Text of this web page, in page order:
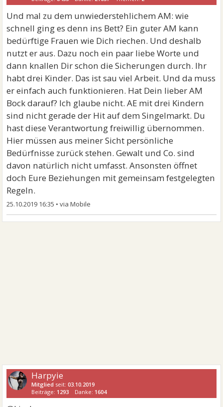
Und mal zu dem unwiederstehlichem AM: wie
schnell ging es denn ins Bett? Ein guter AM kann
bedürftige Frauen wie Dich riechen. Und deshalb
nutzt er aus. Dazu noch ein paar liebe Worte und
dann knallen Dir schon die Sicherungen durch. Ihr
habt drei Kinder. Das ist sau viel Arbeit. Und da muss
er einfach auch funktionieren. Hat Dein lieber AM
Bock darauf? Ich glaube nicht. AE mit drei Kindern
sind nicht gerade der Hit auf dem Singelmarkt. Du
hast diese Verantwortung freiwillig übernommen.
Hier müssen aus meiner Sicht persönliche
Bedürfnisse zurück stehen. Gewalt und Co. sind
davon natürlich nicht umfasst. Ansonsten öffnet
doch Eure Beziehungen mit gemeinsam festgelegten
Regeln.
25.10.2019 16:35 •
Harpyie
Mitglied seit:03.10.2019
Beiträge: 1293 Danke: 1604